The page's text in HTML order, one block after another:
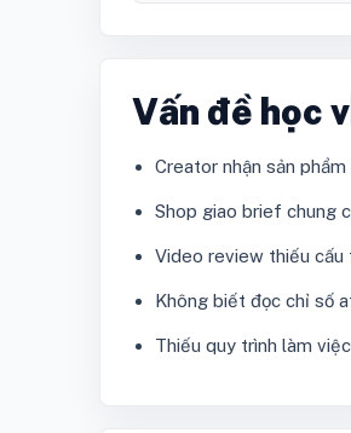
Vấn đề học
Creator nhận sản
Shop giao brief chung
Video review thiếu cấu
Không biết đọc chỉ số
Thiếu quy trình làm